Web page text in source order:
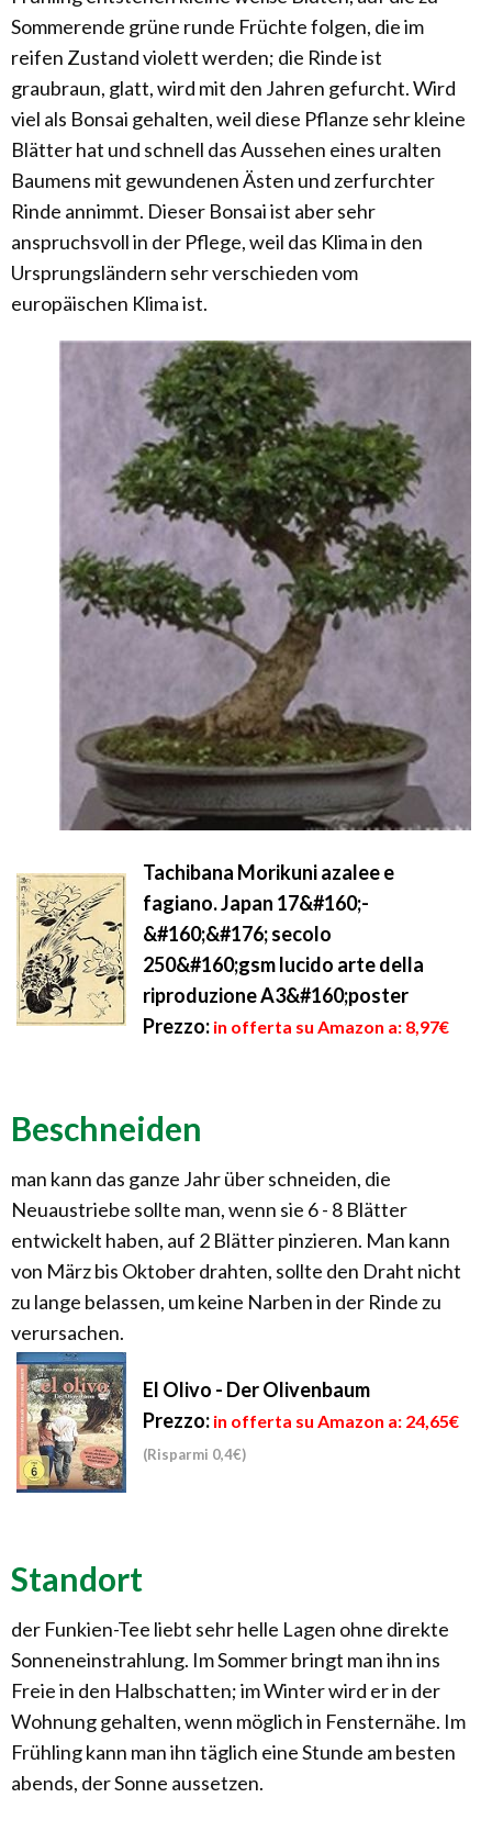
Sommerende grüne runde Früchte folgen, die im
reifen Zustand violett werden; die Rinde ist
graubraun, glatt, wird mit den Jahren gefurcht. Wird
viel als Bonsai gehalten, weil diese Pflanze sehr kleine
Blätter hat und schnell das Aussehen eines uralten
Baumens mit gewundenen Ästen und zerfurchter
Rinde annimmt. Dieser Bonsai ist aber sehr
anspruchsvoll in der Pflege, weil das Klima in den
Ursprungsländern sehr verschieden vom
europäischen Klima ist.
Tachibana Morikuni azalee e
fagiano. Japan 17&#160;-
&#160;&#176; secolo
250&#160;gsm lucido arte della
riproduzione A3&#160;poster
Prezzo: in offerta su Amazon a: 8,97€
Beschneiden
man kann das ganze Jahr über schneiden, die
Neuaustriebe sollte man, wenn sie 6 - 8 Blätter
entwickelt haben, auf 2 Blätter pinzieren. Man kann
von März bis Oktober drahten, sollte den Draht nicht
zu lange belassen, um keine Narben in der Rinde zu
verursachen.
El Olivo - Der Olivenbaum
Prezzo: in offerta su Amazon a: 24,65€
(Risparmi 0,4€)
Standort
der Funkien-Tee liebt sehr helle Lagen ohne direkte
Sonneneinstrahlung. Im Sommer bringt man ihn ins
Freie in den Halbschatten; im Winter wird er in der
Wohnung gehalten, wenn möglich in Fensternähe. Im
Frühling kann man ihn täglich eine Stunde am besten
abends, der Sonne aussetzen.